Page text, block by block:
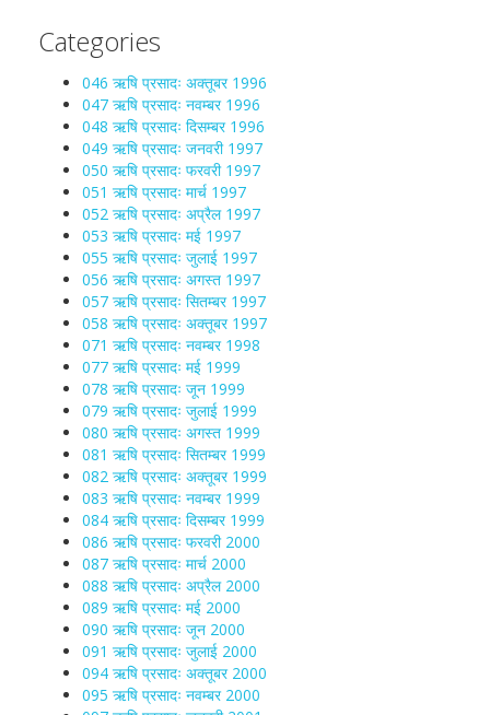
Categories
046 ऋषि प्रसादः अक्तूबर 1996
047 ऋषि प्रसादः नवम्बर 1996
048 ऋषि प्रसादः दिसम्बर 1996
049 ऋषि प्रसादः जनवरी 1997
050 ऋषि प्रसादः फरवरी 1997
051 ऋषि प्रसादः मार्च 1997
052 ऋषि प्रसादः अप्रैल 1997
053 ऋषि प्रसादः मई 1997
055 ऋषि प्रसादः जुलाई 1997
056 ऋषि प्रसादः अगस्त 1997
057 ऋषि प्रसादः सितम्बर 1997
058 ऋषि प्रसादः अक्तूबर 1997
071 ऋषि प्रसादः नवम्बर 1998
077 ऋषि प्रसादः मई 1999
078 ऋषि प्रसादः जून 1999
079 ऋषि प्रसादः जुलाई 1999
080 ऋषि प्रसादः अगस्त 1999
081 ऋषि प्रसादः सितम्बर 1999
082 ऋषि प्रसादः अक्तूबर 1999
083 ऋषि प्रसादः नवम्बर 1999
084 ऋषि प्रसादः दिसम्बर 1999
086 ऋषि प्रसादः फरवरी 2000
087 ऋषि प्रसादः मार्च 2000
088 ऋषि प्रसादः अप्रैल 2000
089 ऋषि प्रसादः मई 2000
090 ऋषि प्रसादः जून 2000
091 ऋषि प्रसादः जुलाई 2000
094 ऋषि प्रसादः अक्तूबर 2000
095 ऋषि प्रसादः नवम्बर 2000